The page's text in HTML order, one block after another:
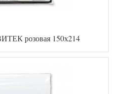
розовая 150х214